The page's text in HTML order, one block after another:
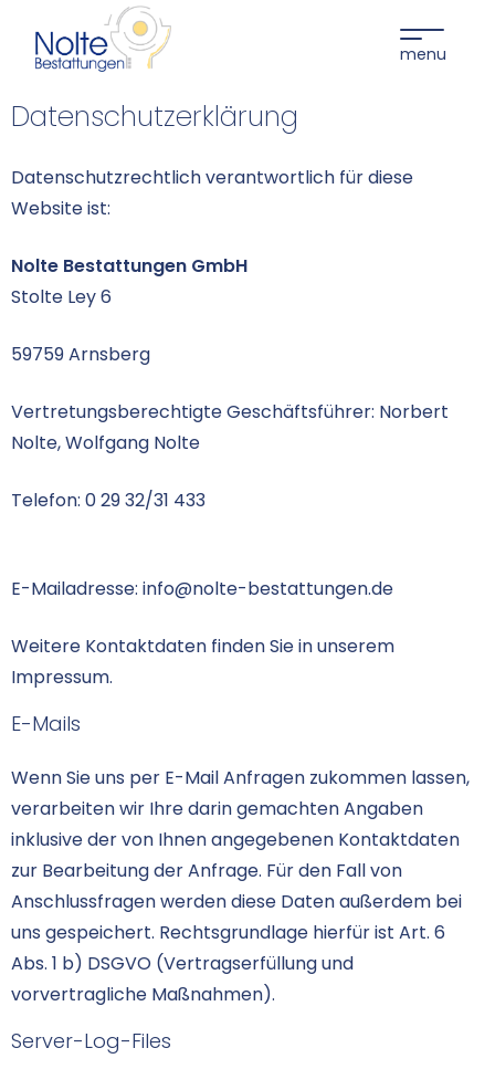
Datenschutzerklärung
Datenschutzrechtlich verantwortlich für diese
Website ist:
Nolte Bestattungen GmbH
Stolte Ley 6
59759 Arnsberg
Vertretungsberechtigte Geschäftsführer: Norbert
Nolte, Wolfgang Nolte
Telefon: 0 29 32/31 433
E-Mailadresse: info@nolte-bestattungen.de
Weitere Kontaktdaten finden Sie in unserem
Impressum.
E-Mails
Wenn Sie uns per E-Mail Anfragen zukommen lassen,
verarbeiten wir Ihre darin gemachten Angaben
inklusive der von Ihnen angegebenen Kontaktdaten
zur Bearbeitung der Anfrage. Für den Fall von
Anschlussfragen werden diese Daten außerdem bei
uns gespeichert. Rechtsgrundlage hierfür ist Art. 6
Abs. 1 b) DSGVO (Vertragserfüllung und
vorvertragliche Maßnahmen).
Server-Log-Files